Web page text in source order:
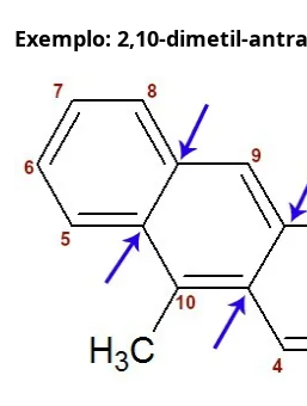
Exemplo: 2,10-dimetil-